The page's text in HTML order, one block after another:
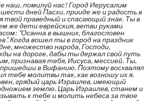
наш, помилуй нас! Город Иерусалим
дней Пасхи, прииде же и радость в
твой праведный и спасающий знак. Ты в
же дети еврейския, ветви руками
“Осанна в вышних, благословен
Когда вошел ты в город на праздник
множество народа, Господи,
на дороге, дабы ты держал свой путь
признавая тебя, Иисуса, мессией. Ты,
пришедши в Вифанию. Поэтому восхвалял
тебе молитвы так, как возношу их я.
грядый царь Израилев, имеющий
землю. Царь Израилев, станем и
к тебе и молить небеса за твое